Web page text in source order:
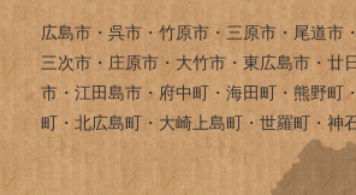
広島市・呉市・竹原市・三原市・尾道市
三次市・庄原市・大竹市・東広島市・廿
市・江田島市・府中町・海田町・熊野町
町・北広島町・大崎上島町・世羅町・神